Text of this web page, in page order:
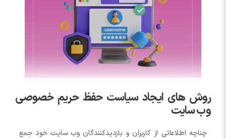
روش های ایجاد سیاست حفظ حریم خصوصی
وب سایت
چناچه اطلاعاتی از کاربران و بازدیدکنندگان وب سایت خود جمع